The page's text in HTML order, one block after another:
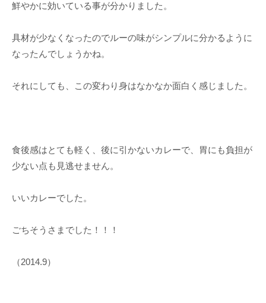
鮮やかに効いている事が分かりました。
具材が少なくなったのでルーの味がシンプルに分かるように
なったんでしょうかね。
それにしても、この変わり身はなかなか面白く感じました。
食後感はとても軽く、後に引かないカレーで、胃にも負担が
少ない点も見逃せません。
いいカレーでした。
ごちそうさまでした！！！
（2014.9）